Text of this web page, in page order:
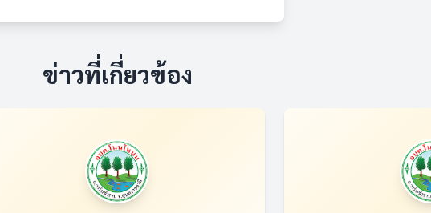
ข่าวที่เกี่ยวข้อง